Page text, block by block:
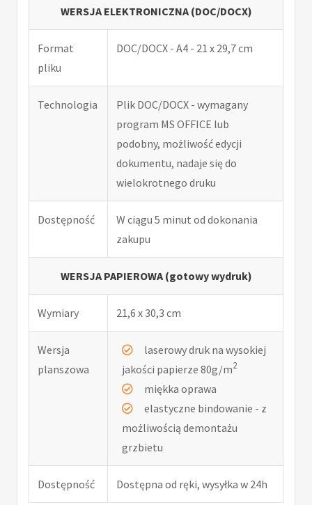
WERSJA ELEKTRONICZNA (DOC/DOCX)
Format
pliku
DOC/DOCX - A4 - 21 x 29,7 cm
Technologia
Plik DOC/DOCX - wymagany
program MS OFFICE lub
podobny, możliwość edycji
dokumentu, nadaje się do
wielokrotnego druku
Dostępność
W ciągu 5 minut od dokonania
zakupu
WERSJA PAPIEROWA (gotowy wydruk)
Wymiary 21,6 x 30,3 cm
Wersja
planszowa
laserowy druk na wysokiej
jakości papierze 80g/m2
miękka oprawa
elastyczne bindowanie - z
możliwością demontażu
grzbietu
Dostępność Dostępna od ręki, wysyłka w 24h